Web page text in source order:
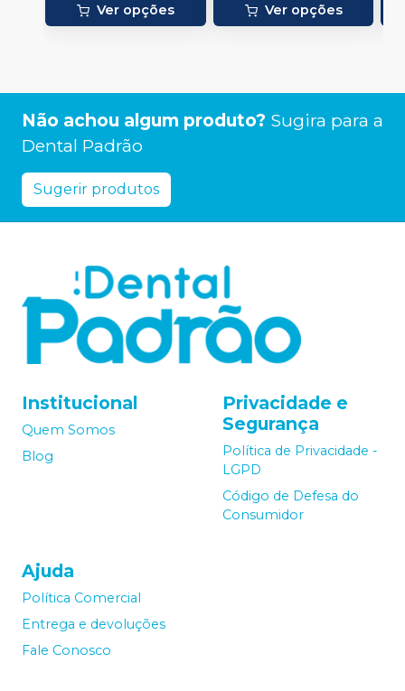
Ver opções Ver opções
Não achou algum produto? Sugira para a
Dental Padrão
Sugerir produtos
Institucional
Quem Somos
Blog
Privacidade e
Segurança
Política de Privacidade -
LGPD
Código de Defesa do
Consumidor
Ajuda
Política Comercial
Entrega e devoluções
Fale Conosco